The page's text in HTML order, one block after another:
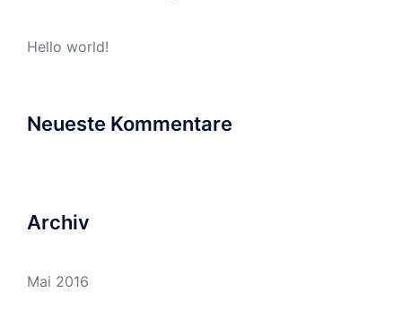
Hello world!
Neueste Kommentare
Archiv
Mai 2016